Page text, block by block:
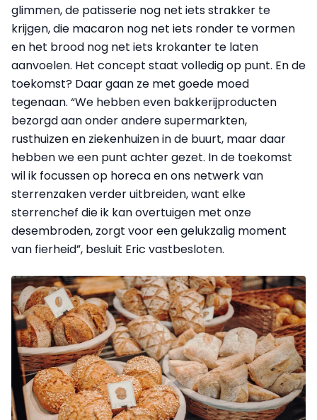
glimmen, de patisserie nog net iets strakker te
krijgen, die macaron nog net iets ronder te vormen
en het brood nog net iets krokanter te laten
aanvoelen. Het concept staat volledig op punt. En de
toekomst? Daar gaan ze met goede moed
tegenaan. “We hebben even bakkerijproducten
bezorgd aan onder andere supermarkten,
rusthuizen en ziekenhuizen in de buurt, maar daar
hebben we een punt achter gezet. In de toekomst
wil ik focussen op horeca en ons netwerk van
sterrenzaken verder uitbreiden, want elke
sterrenchef die ik kan overtuigen met onze
desembroden, zorgt voor een gelukzalig moment
van fierheid”, besluit Eric vastbesloten.